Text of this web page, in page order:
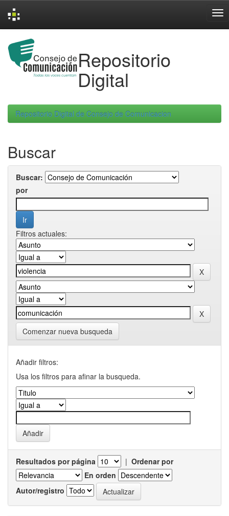
navigation
Repositorio
Digital
Repositorio Digital de Consejo de Comunicacion
Buscar
Buscar:
por
Filtros actuales:
Comenzar nueva busqueda
Añadir filtros:
Usa los filtros para afinar la busqueda.
Resultados por página | Ordenar por
En orden
Autor/registro